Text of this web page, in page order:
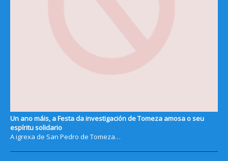
Un ano máis, a Festa da investigación de Tomeza amosa o seu
espíritu solidario
A igrexa de San Pedro de Tomeza…